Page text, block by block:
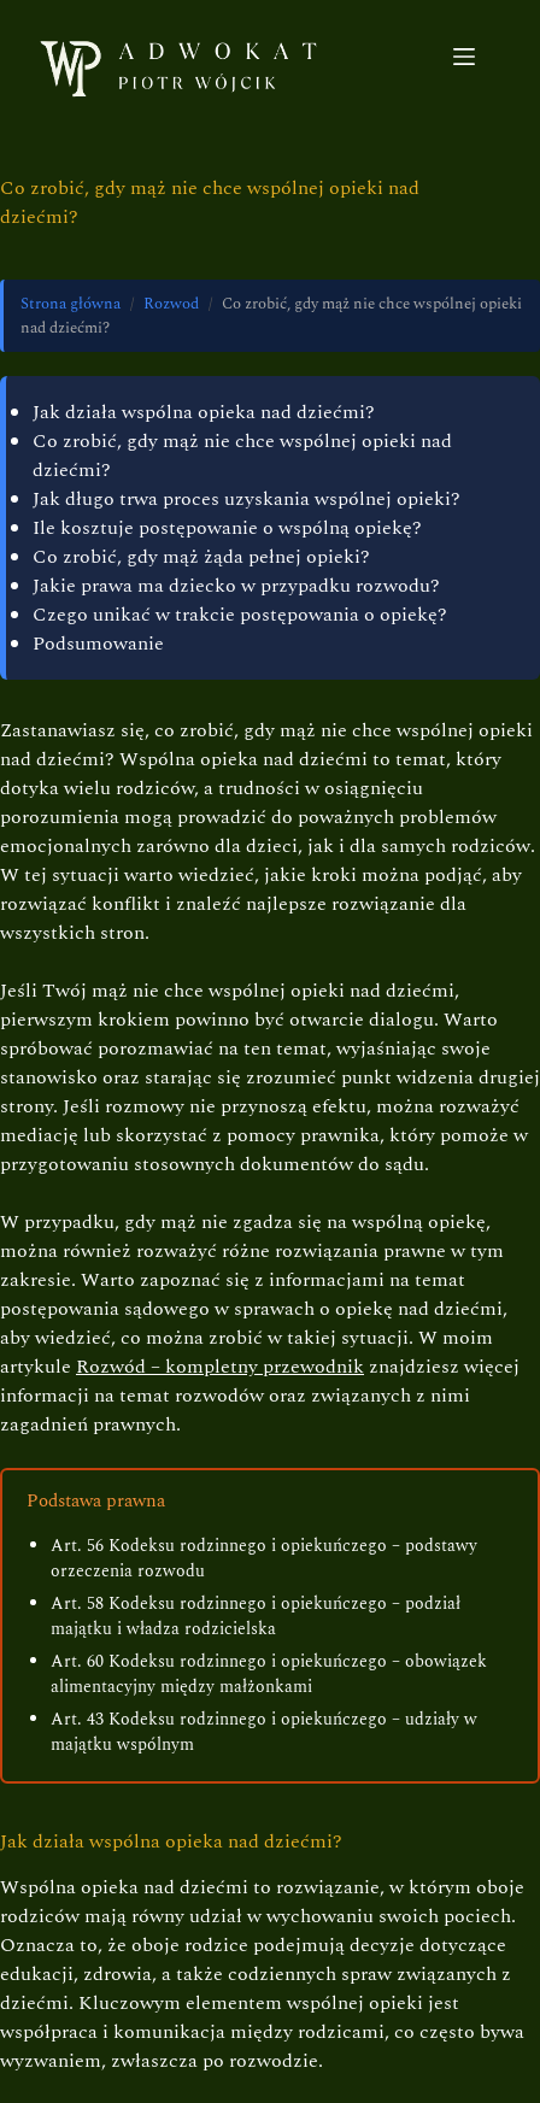
Co zrobić, gdy mąż nie chce wspólnej opieki nad
dziećmi?
Strona główna / Rozwod / Co zrobić, gdy mąż nie chce wspólnej opieki
nad dziećmi?
Jak działa wspólna opieka nad dziećmi?
Co zrobić, gdy mąż nie chce wspólnej opieki nad
dziećmi?
Jak długo trwa proces uzyskania wspólnej opieki?
Ile kosztuje postępowanie o wspólną opiekę?
Co zrobić, gdy mąż żąda pełnej opieki?
Jakie prawa ma dziecko w przypadku rozwodu?
Czego unikać w trakcie postępowania o opiekę?
Podsumowanie
Zastanawiasz się, co zrobić, gdy mąż nie chce wspólnej opieki
nad dziećmi? Wspólna opieka nad dziećmi to temat, który
dotyka wielu rodziców, a trudności w osiągnięciu
porozumienia mogą prowadzić do poważnych problemów
emocjonalnych zarówno dla dzieci, jak i dla samych rodziców.
W tej sytuacji warto wiedzieć, jakie kroki można podjąć, aby
rozwiązać konflikt i znaleźć najlepsze rozwiązanie dla
wszystkich stron.
Jeśli Twój mąż nie chce wspólnej opieki nad dziećmi,
pierwszym krokiem powinno być otwarcie dialogu. Warto
spróbować porozmawiać na ten temat, wyjaśniając swoje
stanowisko oraz starając się zrozumieć punkt widzenia drugiej
strony. Jeśli rozmowy nie przynoszą efektu, można rozważyć
mediację lub skorzystać z pomocy prawnika, który pomoże w
przygotowaniu stosownych dokumentów do sądu.
W przypadku, gdy mąż nie zgadza się na wspólną opiekę,
można również rozważyć różne rozwiązania prawne w tym
zakresie. Warto zapoznać się z informacjami na temat
postępowania sądowego w sprawach o opiekę nad dziećmi,
aby wiedzieć, co można zrobić w takiej sytuacji. W moim
artykule Rozwód – kompletny przewodnik znajdziesz więcej
informacji na temat rozwodów oraz związanych z nimi
zagadnień prawnych.
Podstawa prawna
Art. 56 Kodeksu rodzinnego i opiekuńczego – podstawy
orzeczenia rozwodu
Art. 58 Kodeksu rodzinnego i opiekuńczego – podział
majątku i władza rodzicielska
Art. 60 Kodeksu rodzinnego i opiekuńczego – obowiązek
alimentacyjny między małżonkami
Art. 43 Kodeksu rodzinnego i opiekuńczego – udziały w
majątku wspólnym
Jak działa wspólna opieka nad dziećmi?
Wspólna opieka nad dziećmi to rozwiązanie, w którym oboje
rodziców mają równy udział w wychowaniu swoich pociech.
Oznacza to, że oboje rodzice podejmują decyzje dotyczące
edukacji, zdrowia, a także codziennych spraw związanych z
dziećmi. Kluczowym elementem wspólnej opieki jest
współpraca i komunikacja między rodzicami, co często bywa
wyzwaniem, zwłaszcza po rozwodzie.